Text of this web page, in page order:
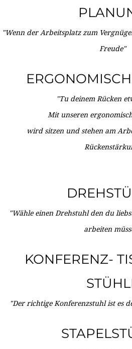
"Wenn der Arbeitsplatz zum
Freude"
"Tu deinem Rücken
Mit unseren
wird sitzen und stehen am
"Wähle einen Drehstuhl den du
arbeiten
KONFERENZ-
"Der richtige Konferenzstuhl ist es